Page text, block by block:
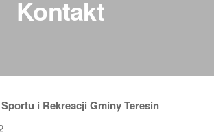
Teresinie ::
Łucznictwo ::
:: Piłka nożna
Teresinie
Kontakt
i Rekreacji Gminy Teresin